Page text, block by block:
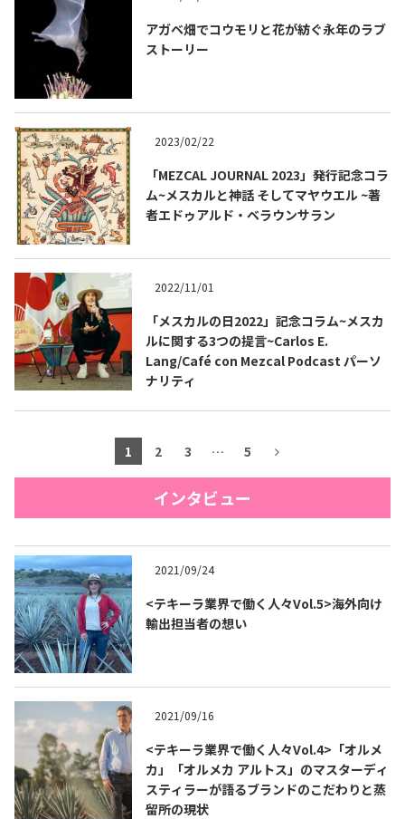
アガベ畑でコウモリと花が紡ぐ永年のラブ
ストーリー
2023/02/22
「MEZCAL JOURNAL 2023」発行記念コラ
ム~メスカルと神話 そしてマヤウエル ~著
者エドゥアルド・ベラウンサラン
2022/11/01
「メスカルの日2022」記念コラム~メスカ
ルに関する3つの提言~Carlos E.
Lang/Café con Mezcal Podcast パーソ
ナリティ
1 2 3 … 5
インタビュー
2021/09/24
<テキーラ業界で働く人々Vol.5>海外向け
輸出担当者の想い
2021/09/16
<テキーラ業界で働く人々Vol.4>「オルメ
カ」「オルメカ アルトス」のマスターディ
スティラーが語るブランドのこだわりと蒸
留所の現状